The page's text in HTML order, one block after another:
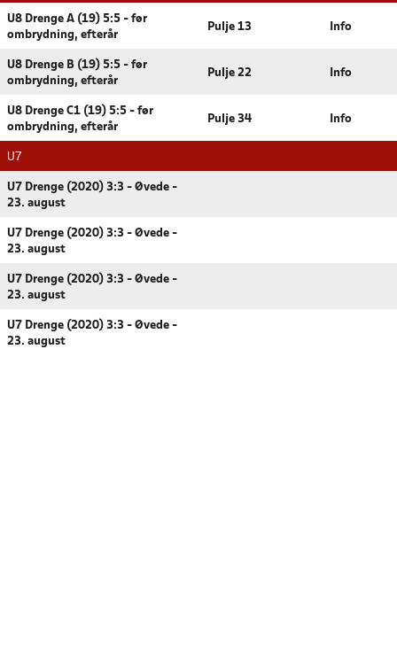
U8 Drenge A (19) 5:5 - før
ombrydning, efterår
Pulje 13 Info
U8 Drenge B (19) 5:5 - før
ombrydning, efterår
Pulje 22 Info
U8 Drenge C1 (19) 5:5 - før
ombrydning, efterår
Pulje 34 Info
U7
U7 Drenge (2020) 3:3 - Øvede -
23. august
U7 Drenge (2020) 3:3 - Øvede -
23. august
U7 Drenge (2020) 3:3 - Øvede -
23. august
U7 Drenge (2020) 3:3 - Øvede -
23. august